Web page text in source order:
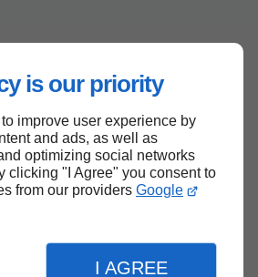
is our priority
improve user experience by
and ads, as well as
optimizing social networks
clicking "I Agree" you consent to
from our providers Google
I AGREE
Haut de page